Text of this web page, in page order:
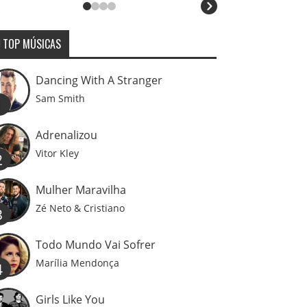
TOP MÚSICAS
Dancing With A Stranger
Sam Smith
Adrenalizou
Vitor Kley
Mulher Maravilha
Zé Neto & Cristiano
Todo Mundo Vai Sofrer
Marília Mendonça
Girls Like You